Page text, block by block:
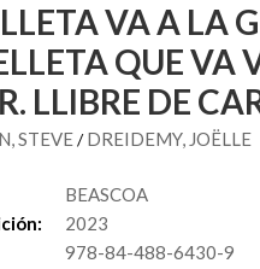
VA A LA
QUE VA
LLIBRE DE
STEVE/DREIDEMY, JOËLLE
BEASCOA
2023
978-84-488-6430-9